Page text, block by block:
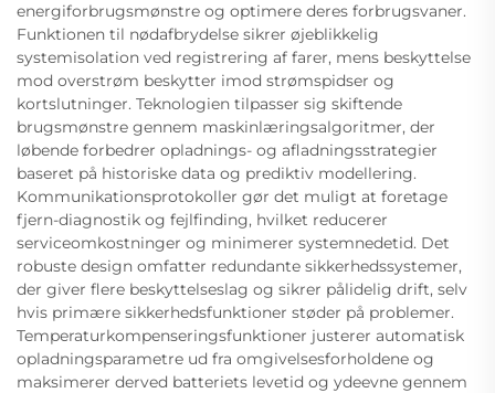
energiforbrugsmønstre og optimere deres forbrugsvaner.
Funktionen til nødafbrydelse sikrer øjeblikkelig
systemisolation ved registrering af farer, mens beskyttelse
mod overstrøm beskytter imod strømspidser og
kortslutninger. Teknologien tilpasser sig skiftende
brugsmønstre gennem maskinlæringsalgoritmer, der
løbende forbedrer opladnings- og afladningsstrategier
baseret på historiske data og prediktiv modellering.
Kommunikationsprotokoller gør det muligt at foretage
fjern-diagnostik og fejlfinding, hvilket reducerer
serviceomkostninger og minimerer systemnedetid. Det
robuste design omfatter redundante sikkerhedssystemer,
der giver flere beskyttelseslag og sikrer pålidelig drift, selv
hvis primære sikkerhedsfunktioner støder på problemer.
Temperaturkompenseringsfunktioner justerer automatisk
opladningsparametre ud fra omgivelsesforholdene og
maksimerer derved batteriets levetid og ydeevne gennem